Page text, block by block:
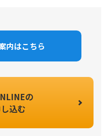
内はこちら
の
込む